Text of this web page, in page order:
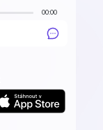
00:00